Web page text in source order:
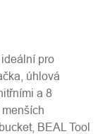
pro
úhlová
a 8
BEAL Tool